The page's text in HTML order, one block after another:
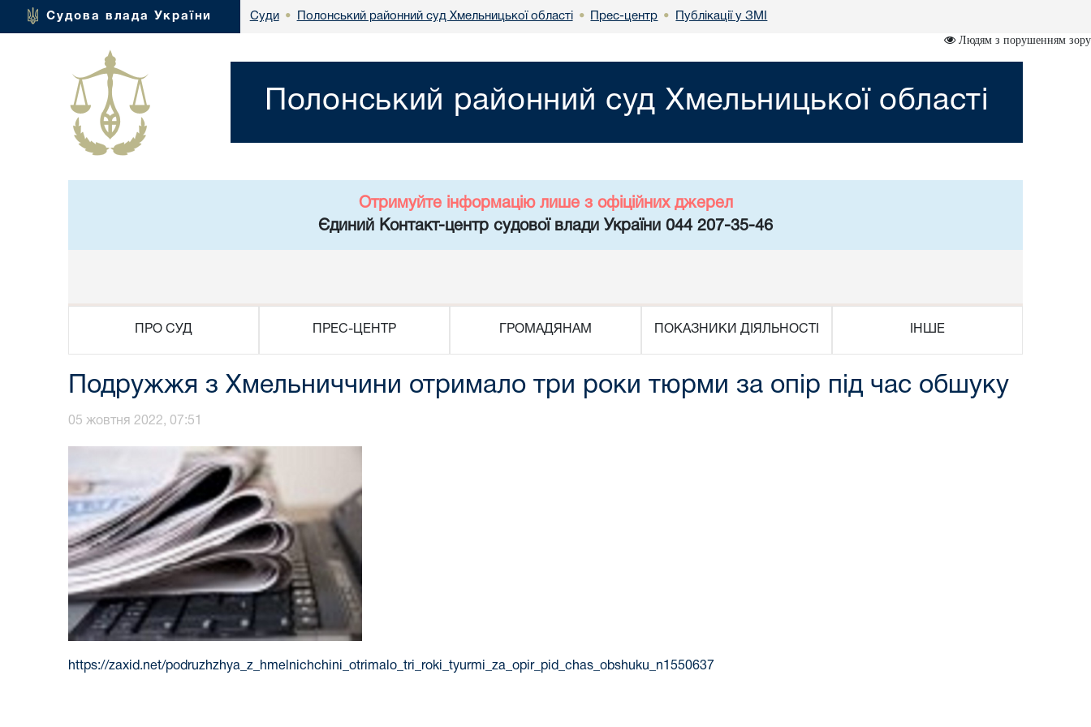
Судова влада України Суди • Полонський районний суд Хмельницької області • Прес-центр • Публікації у ЗМІ
Людям з порушенням зору
Полонський районний суд Хмельницької області
Отримуйте інформацію лише з офіційних джерел
Єдиний Контакт-центр судової влади України 044 207-35-46
ПРО СУД ПРЕС-ЦЕНТР ГРОМАДЯНАМ ПОКАЗНИКИ ДІЯЛЬНОСТІ ІНШЕ
Подружжя з Хмельниччини отримало три роки тюрми за опір під час обшуку
05 жовтня 2022, 07:51
https://zaxid.net/podruzhzhya_z_hmelnichchini_otrimalo_tri_roki_tyurmi_za_opir_pid_chas_obshuku_n1550637